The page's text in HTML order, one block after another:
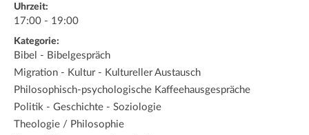
Uhrzeit:
17:00 - 19:00
Kategorie:
Bibel - Bibelgespräch
Migration - Kultur - Kultureller Austausch
Philosophisch-psychologische Kaffeehausgespräche
Politik - Geschichte - Soziologie
Theologie / Philosophie